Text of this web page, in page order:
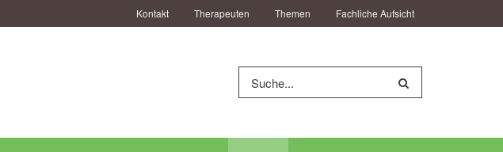
Kontakt Therapeuten Themen Fachliche Aufsicht